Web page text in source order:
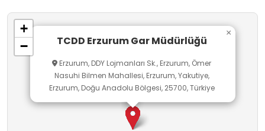
TCDD Erzurum Gar Müdürlüğü
Erzurum, DDY Lojmanları Sk., Erzurum, Ömer
Nasuhi Bilmen Mahallesi, Erzurum, Yakutiye,
Erzurum, Doğu Anadolu Bölgesi, 25700, Türkiye
×
+
−